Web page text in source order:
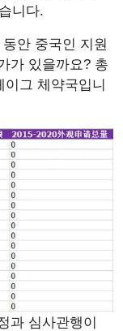
니다.
안 중국인 지원
가 있을까요? 총
그 체약국입니
과 심사관행이